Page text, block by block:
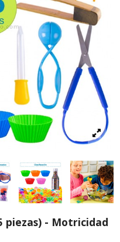
piezas) - Motricidad